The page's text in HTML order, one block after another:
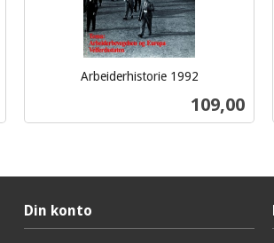
Arbeiderhistorie 1992
Pris
109,00
Din konto